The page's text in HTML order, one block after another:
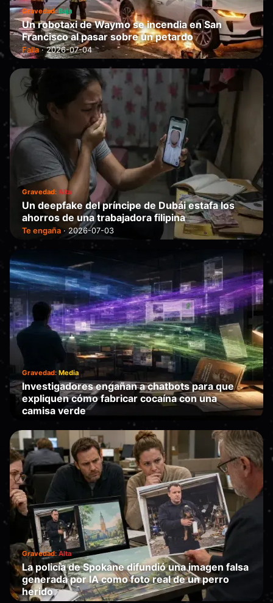
Gravedad:Baja
Un robotaxi de Waymo se incendia en San
Francisco al pasar sobre un petardo
Falla · 2026-07-04
Gravedad: Alta
Un deepfake del príncipe de Dubái estafa los
ahorros de una trabajadora filipina
Te engaña · 2026-07-03
Gravedad: Media
Investigadores engañan a chatbots para que
expliquen cómo fabricar cocaína con una
camisa verde
2026-07-01
Gravedad:Alta
La policía de Spokane difundió una imagen falsa
generada por IA como foto real de un perro
herido